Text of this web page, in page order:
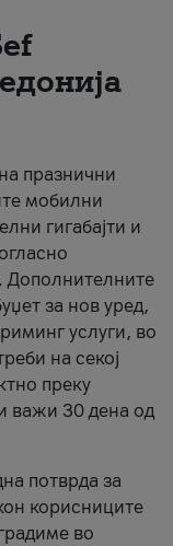
празнични
мобилни
гигабајти и
Дополнителните
за нов уред,
услуги, во
на секој
преку
важи 30 дена од
потврда за
корисниците
во